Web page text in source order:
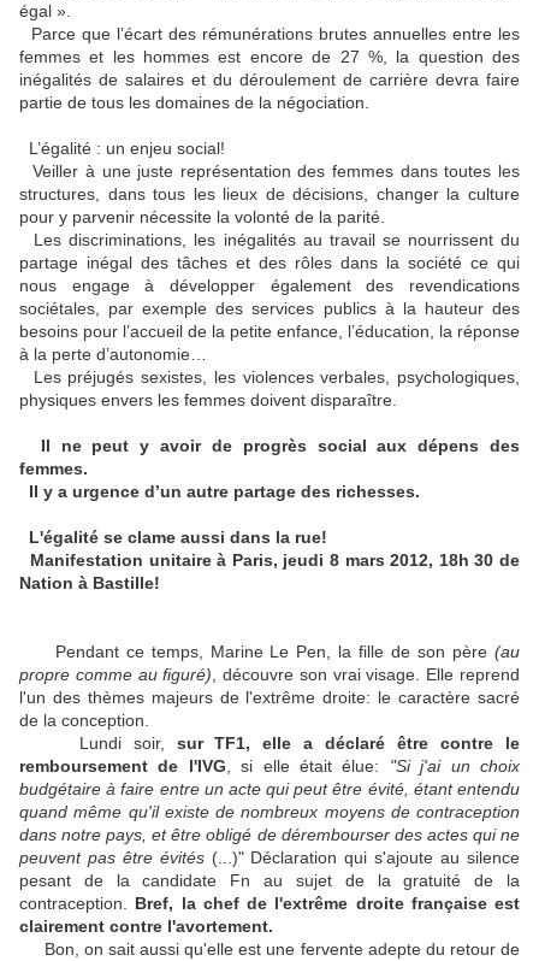
égal ».
Parce que l’écart des rémunérations brutes annuelles entre les
femmes et les hommes est encore de 27 %, la question des
inégalités de salaires et du déroulement de carrière devra faire
partie de tous les domaines de la négociation.
L’égalité : un enjeu social!
Veiller à une juste représentation des femmes dans toutes les
structures, dans tous les lieux de décisions, changer la culture
pour y parvenir nécessite la volonté de la parité.
Les discriminations, les inégalités au travail se nourrissent du
partage inégal des tâches et des rôles dans la société ce qui
nous engage à développer également des revendications
sociétales, par exemple des services publics à la hauteur des
besoins pour l’accueil de la petite enfance, l’éducation, la réponse
à la perte d’autonomie…
Les préjugés sexistes, les violences verbales, psychologiques,
physiques envers les femmes doivent disparaître.
Il ne peut y avoir de progrès social aux dépens des
femmes.
Il y a urgence d’un autre partage des richesses.
L'égalité se clame aussi dans la rue!
Manifestation unitaire à Paris, jeudi 8 mars 2012, 18h 30 de
Nation à Bastille!
Pendant ce temps, Marine Le Pen, la fille de son père (au
propre comme au figuré) , découvre son vrai visage. Elle reprend
l'un des thèmes majeurs de l'extrême droite: le caractère sacré
de la conception.
Lundi soir, sur TF1, elle a déclaré être contre le
remboursement de l'IVG , si elle était élue: "Si j'ai un choix
budgétaire à faire entre un acte qui peut être évité, étant entendu
quand même qu'il existe de nombreux moyens de contraception
dans notre pays, et être obligé de dérembourser des actes qui ne
peuvent pas être évités(...)" Déclaration qui s'ajoute au silence
pesant de la candidate Fn au sujet de la gratuité de la
contraception. Bref, la chef de l'extrême droite française est
clairement contre l'avortement.
Bon, on sait aussi qu'elle est une fervente adepte du retour de